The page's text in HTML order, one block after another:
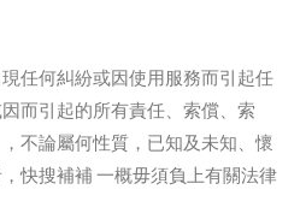
任何糾紛或因使用服務而引起任
而引起的所有責任、索償、索
不論屬何性質，已知及未知、懷
快搜補補 一概毋須負上有關法律